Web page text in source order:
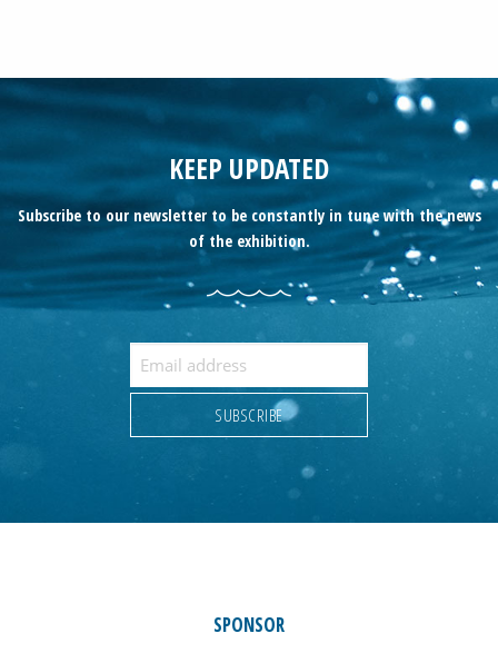
KEEP UPDATED
Subscribe to our newsletter to be constantly in tune with the news
of the exhibition.
SPONSOR